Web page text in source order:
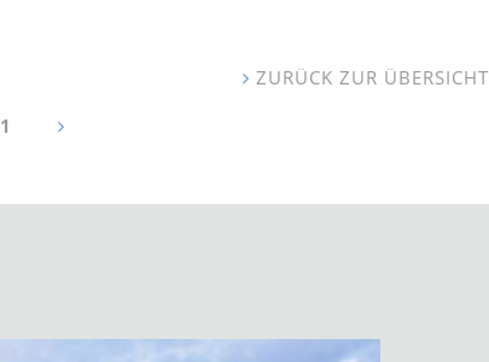
ZURÜCK ZUR ÜBERSICHT